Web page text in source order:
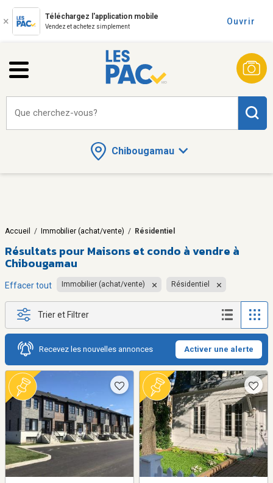
Téléchargez l'application mobile
Vendez et achetez simplement
Ouvrir
Chibougamau
Que cherchez-vous?
Accueil / Immobilier (achat/vente) / Résidentiel
Résultats pour Maisons et condo à vendre à
Chibougamau
Effacer tout Immobilier (achat/vente) Résidentiel
Trier et Filtrer
Recevez les nouvelles annonces Activer une alerte